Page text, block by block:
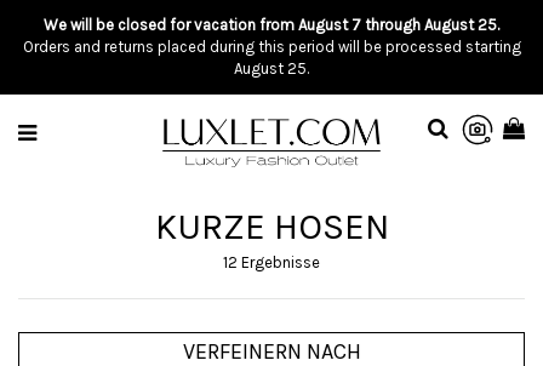
We will be closed for vacation from August 7 through August 25.
Orders and returns placed during this period will be processed starting
August 25.
KURZE HOSEN
12 Ergebnisse
VERFEINERN NACH